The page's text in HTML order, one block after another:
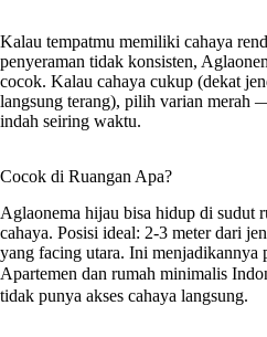
Kalau tempatmu memiliki cahaya
penyeraman tidak konsisten,
cocok. Kalau cahaya cukup (dekat
langsung terang), pilih varian merah
indah seiring waktu.
Cocok di Ruangan Apa?
Aglaonema hijau bisa hidup di sudut
cahaya. Posisi ideal: 2-3 meter dari
yang facing utara. Ini menjadikannya
Apartemen dan rumah minimalis
tidak punya akses cahaya langsung.